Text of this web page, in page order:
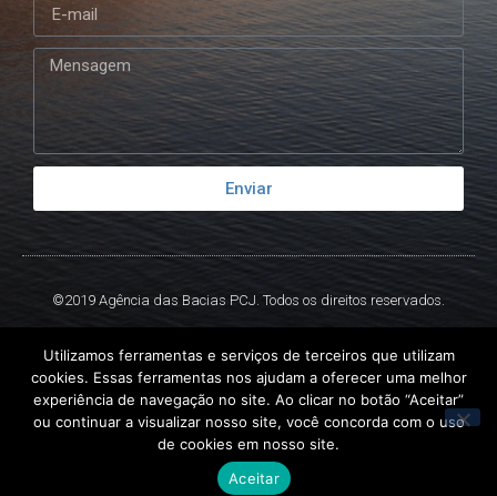
Enviar
©2019 Agência das Bacias PCJ. Todos os direitos reservados.
Utilizamos ferramentas e serviços de terceiros que utilizam
cookies. Essas ferramentas nos ajudam a oferecer uma melhor
experiência de navegação no site. Ao clicar no botão “Aceitar”
ou continuar a visualizar nosso site, você concorda com o uso
de cookies em nosso site.
Aceitar